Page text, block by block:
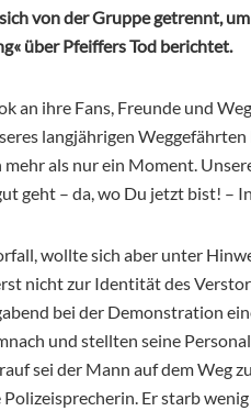
von der Gruppe getrennt,
über Pfeiffers Tod berichtet.
an ihre Fans, Freunde und
langjährigen
als nur ein Moment.
geht – da, wo Du jetzt bist! –
wollte sich aber unter
nicht zur Identität des
bei der Demonstration
und stellten seine
sei der Mann auf dem Weg
Er starb